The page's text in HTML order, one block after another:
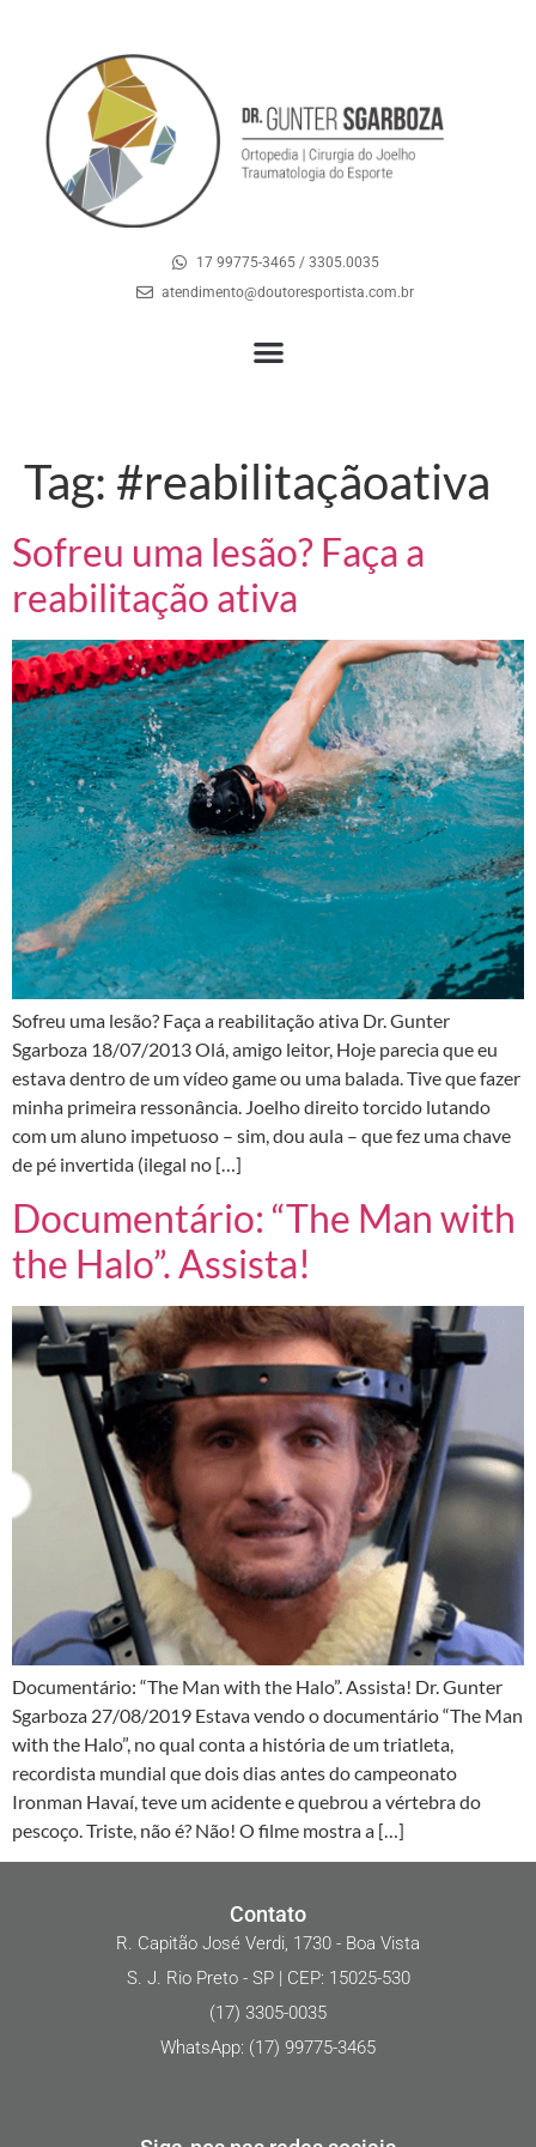
17 99775-3465 / 3305.0035
atendimento@doutoresportista.com.br
Tag: #reabilitaçãoativa
Sofreu uma lesão? Faça a
reabilitação ativa
Sofreu uma lesão? Faça a reabilitação ativa Dr. Gunter
Sgarboza 18/07/2013 Olá, amigo leitor, Hoje parecia que eu
estava dentro de um vídeo game ou uma balada. Tive que fazer
minha primeira ressonância. Joelho direito torcido lutando
com um aluno impetuoso – sim, dou aula – que fez uma chave
de pé invertida (ilegal no […]
Documentário: “The Man with
the Halo”. Assista!
Documentário: “The Man with the Halo”. Assista! Dr. Gunter
Sgarboza 27/08/2019 Estava vendo o documentário “The Man
with the Halo”, no qual conta a história de um triatleta,
recordista mundial que dois dias antes do campeonato
Ironman Havaí, teve um acidente e quebrou a vértebra do
pescoço. Triste, não é? Não! O filme mostra a […]
Contato
R. Capitão José Verdi, 1730 - Boa Vista
S. J. Rio Preto - SP | CEP: 15025-530
(17) 3305-0035
WhatsApp: (17) 99775-3465